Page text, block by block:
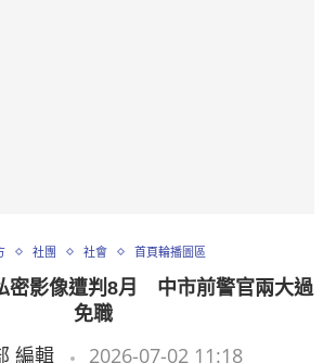
社團 社會 首頁輪播圖區
密影像遭判8月 中市前警官兩大過
免職
編輯 2026-07-02 11:18